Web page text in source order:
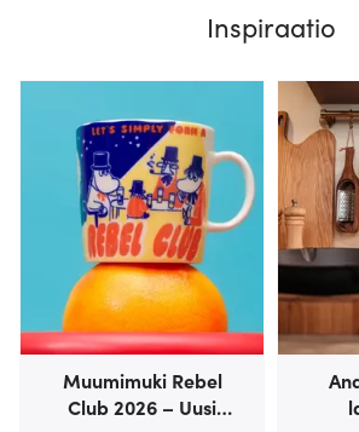
Inspiraatio
Muumimuki Rebel
Club 2026 – Uusi